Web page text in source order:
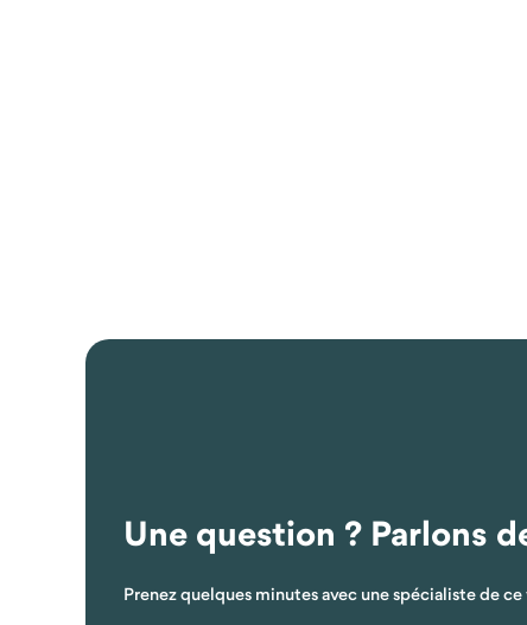
Une question ? Parlons
Prenez quelques minutes avec une spécialiste de